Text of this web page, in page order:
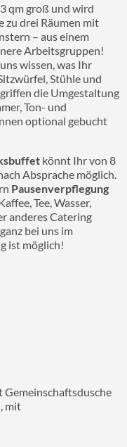
qm groß und wird
zu drei Räumen mit
– aus einem
Arbeitsgruppen!
wissen, was Ihr
Stühle und
die Umgestaltung
Ton- und
optional gebucht
könnt Ihr von 8
Absprache möglich.
Pausenverpflegung
Tee, Wasser,
anderes Catering
bei uns im
ist möglich!
Gemeinschaftsdusche
mit